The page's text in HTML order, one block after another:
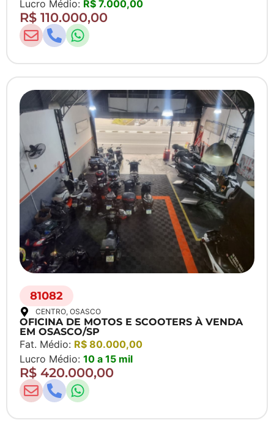
Lucro Médio: R$ 7.000,00
R$ 110.000,00
81082
CENTRO, OSASCO
OFICINA DE MOTOS E SCOOTERS À VENDA
EM OSASCO/SP
Fat. Médio: R$ 80.000,00
Lucro Médio: 10 a 15 mil
R$ 420.000,00